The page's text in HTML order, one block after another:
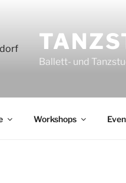
Ballett- und
Workshops